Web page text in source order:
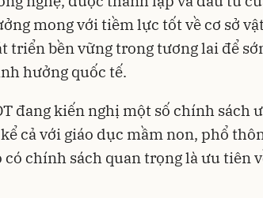
mong với tiềm lực tốt về cơ sở
triển bền vững trong tương lai để
hưởng quốc tế.
đang kiến nghị một số chính sách
cả với giáo dục mầm non, phổ
chính sách quan trọng là ưu tiên